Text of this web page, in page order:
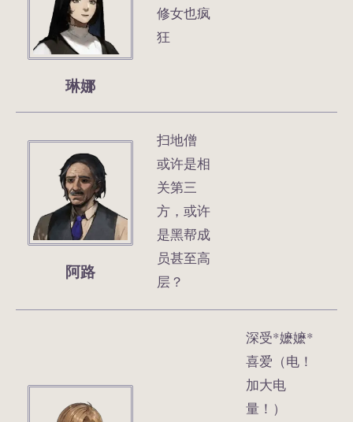
琳娜
修女也疯
狂
阿路
扫地僧
或许是相
关第三
方，或许
是黑帮成
员甚至高
层？
深受*嬷嬷*
喜爱（电！
加大电
量！）